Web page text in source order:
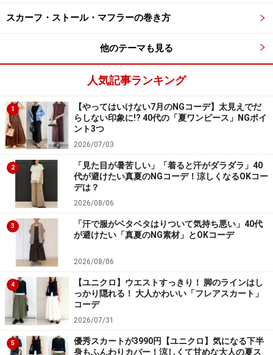
ルムのとろみパンツ。ふんわりとしたシルエットと、柔
らかくエアリーな質感が、歩くたびに華やかに揺らめい
て、だらしなさを感じさせません。ストレッチの効いた
4. 引き締めカラーをうまく活用する
【OKコーデ】ブラックを取り入れることで締まって見え
る 出典：
WEAR
「白」「黄色」「オレンジ」などの明るい色や暖色系は
膨張色なので、太って見えてしまい、だらしない印象を
与えがち……。もちろん膨張色もコーデ次第で細見えが叶
いますが、着こなしを間違えると着太りしてしまうので
注意が必要です。
そこでおすすめなのが、引き締めカラーのブラック。ブ
ラックカラーは今シーズントレンドに挙がっており、こ
スカーフ・ストール・マフラーの巻き方
他のテーマも見る
人気記事ランキング
1
【やってはいけない7月のNGコーデ】太見えでだ
らしない印象に!? 40代の「夏ワンピース」NGポイ
ント3つ
2026/07/03
2
「見た目が暑苦しい」「着ると汗がダラダラ」40
代が避けたい真夏のNGコーデ！涼しくなるOKコー
デは？
2026/08/06
3
「汗で服がベタベタはりついて気持ち悪い」40代
が避けたい「真夏のNG素材」とOKコーデ
2026/08/06
4
【ユニクロ】ウエストすっきり！ 脚のラインはし
っかり隠れる！ 大人かわいい「フレアスカート」
コーデ
2026/07/31
5
優秀スカートが3990円【ユニクロ】気になる下半
身もふんわりカバー！涼しくて甘めな大人の夏ス